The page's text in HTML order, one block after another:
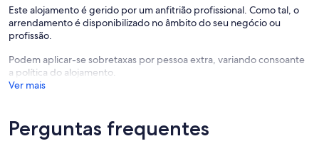
Este alojamento é gerido por um anfitrião profissional. Como tal, o
arrendamento é disponibilizado no âmbito do seu negócio ou
profissão.
Podem aplicar-se sobretaxas por pessoa extra, variando consoante
a política do alojamento.
Ver mais
Perguntas frequentes